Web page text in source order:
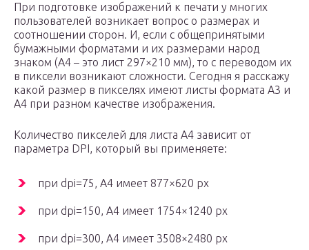
При подготовке изображений к печати у многих
пользователей возникает вопрос о размерах и
соотношении сторон. И, если с общепринятыми
бумажными форматами и их размерами народ
знаком (А4 – это лист 297×210 мм), то с переводом их
в пиксели возникают сложности. Сегодня я расскажу
какой размер в пикселях имеют листы формата А3 и
А4 при разном качестве изображения.
Количество пикселей для листа А4 зависит от
параметра DPI, который вы применяете:
при dpi=75, А4 имеет 877×620 px
при dpi=150, А4 имеет 1754×1240 px
при dpi=300, А4 имеет 3508×2480 px